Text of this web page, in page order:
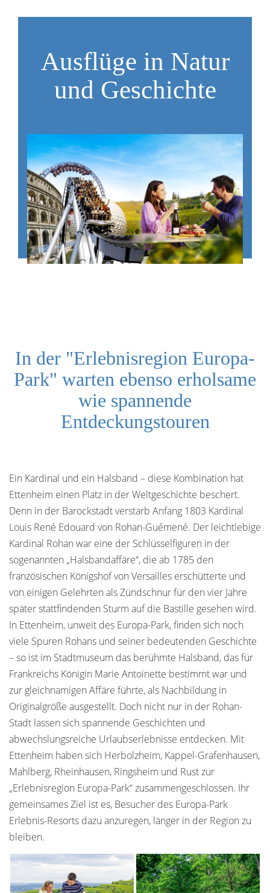
Ausflüge in Natur
und Geschichte
In der "Erlebnisregion Europa-
Park" warten ebenso erholsame
wie spannende
Entdeckungstouren
Ein Kardinal und ein Halsband – diese Kombination hat
Ettenheim einen Platz in der Weltgeschichte beschert.
Denn in der Barockstadt verstarb Anfang 1803 Kardinal
Louis René Edouard von Rohan-Guémené. Der leichtlebige
Kardinal Rohan war eine der Schlüsselfiguren in der
sogenannten „Halsbandaffäre“, die ab 1785 den
französischen Königshof von Versailles erschütterte und
von einigen Gelehrten als Zündschnur für den vier Jahre
später stattfindenden Sturm auf die Bastille gesehen wird.
In Ettenheim, unweit des Europa-Park, finden sich noch
viele Spuren Rohans und seiner bedeutenden Geschichte
– so ist im Stadtmuseum das berühmte Halsband, das für
Frankreichs Königin Marie Antoinette bestimmt war und
zur gleichnamigen Affäre führte, als Nachbildung in
Originalgröße ausgestellt. Doch nicht nur in der Rohan-
Stadt lassen sich spannende Geschichten und
abwechslungsreiche Urlaubserlebnisse entdecken. Mit
Ettenheim haben sich Herbolzheim, Kappel-Grafenhausen,
Mahlberg, Rheinhausen, Ringsheim und Rust zur
„Erlebnisregion Europa-Park“ zusammengeschlossen. Ihr
gemeinsames Ziel ist es, Besucher des Europa-Park
Erlebnis-Resorts dazu anzuregen, länger in der Region zu
bleiben.